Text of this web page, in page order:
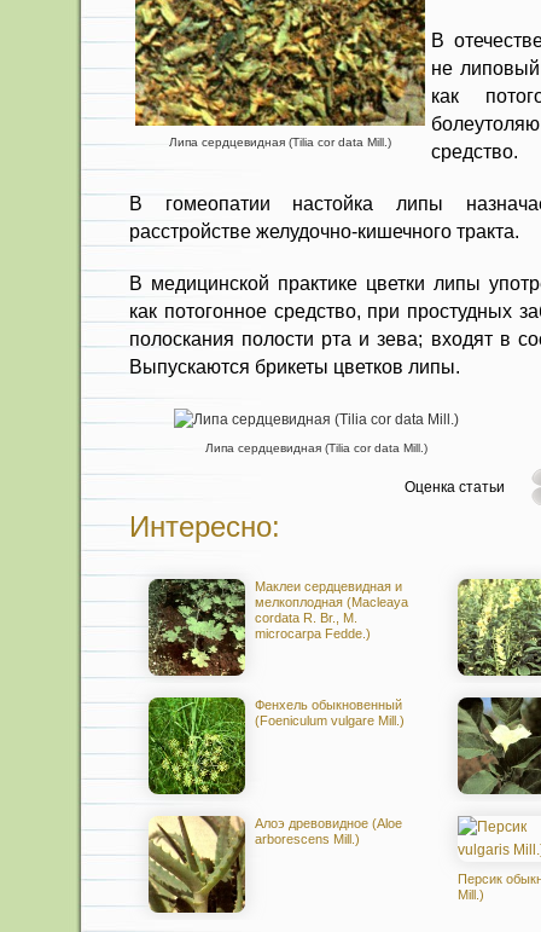
Липа сердцевидная (Tilia cor data Mill.)
В
не
как
средство.
В гомеопатии настойка липы
расстройст­ве желудочно-кишечного тракта.
В медицинской практике цветки липы
как потогонное средство, при простудных
полоскания полости рта и зева; входят в
Выпускаются бри­кеты цветков липы.
Липа сердцевидная (Tilia cor data Mill.)
Оценка статьи
Интересно:
Маклеи сердцевидная и
мелкоплодная (Macleaya
cordata R. Br., M.
microcarpa Fedde.)
Фенхель обыкновенный
(Foeniculum vulgare Mill.)
Алоэ древовидное (Aloe
arborescens Mill.)
Персик
Mill.)